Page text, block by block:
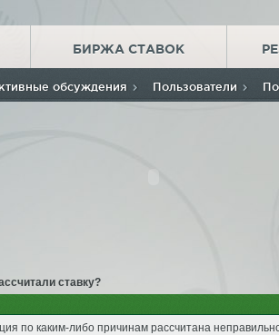
БИРЖА СТАВОК
обсуждения Пользователи
ставку?
по каким-либо причинам рассчитана